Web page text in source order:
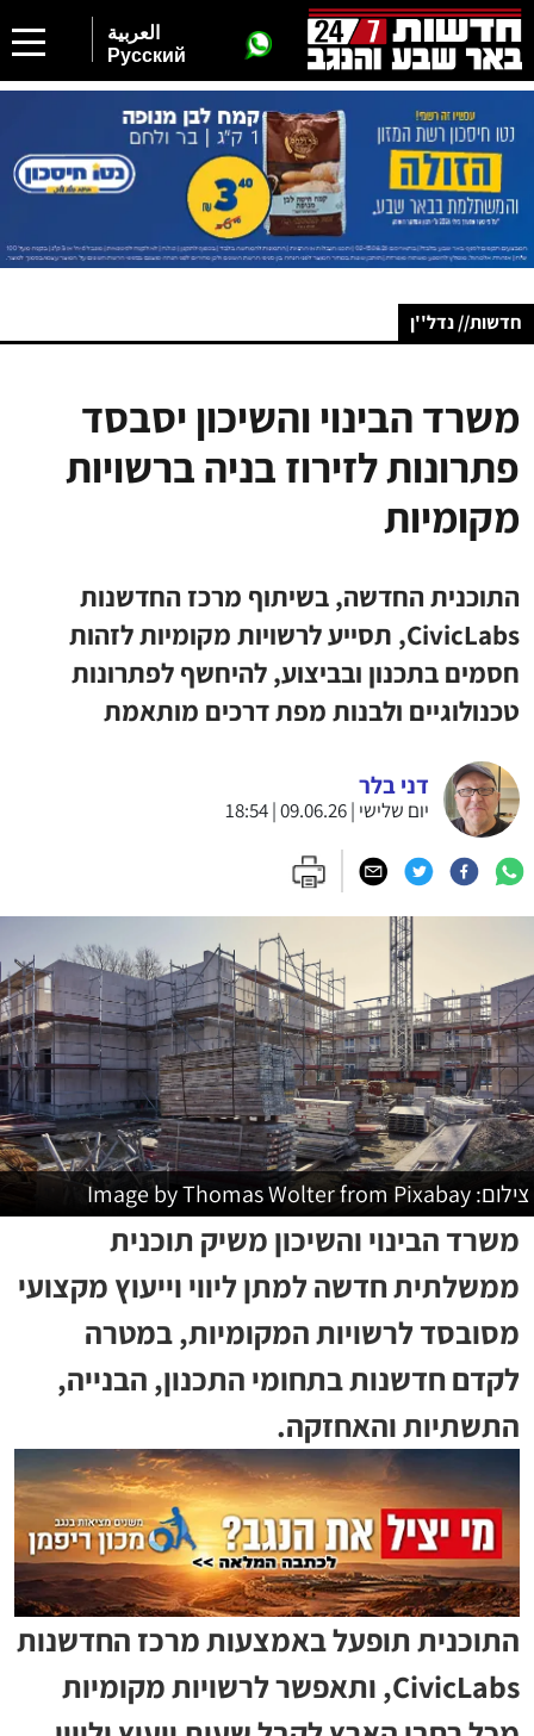
العربية
Русский
חדשות// נדל''ן
משרד הבינוי והשיכון יסבסד
פתרונות לזירוז בניה ברשויות
מקומיות
התוכנית החדשה, בשיתוף מרכז החדשנות
CivicLabs, תסייע לרשויות מקומיות לזהות
חסמים בתכנון ובביצוע, להיחשף לפתרונות
טכנולוגיים ולבנות מפת דרכים מותאמת
דני בלר
יום שלישי | 09.06.26 | 18:54
צילום: Image by Thomas Wolter from Pixabay
משרד הבינוי והשיכון משיק תוכנית
ממשלתית חדשה למתן ליווי וייעוץ מקצועי
מסובסד לרשויות המקומיות, במטרה
לקדם חדשנות בתחומי התכנון, הבנייה,
התשתיות והאחזקה.
התוכנית תופעל באמצעות מרכז החדשנות
CivicLabs, ותאפשר לרשויות מקומיות